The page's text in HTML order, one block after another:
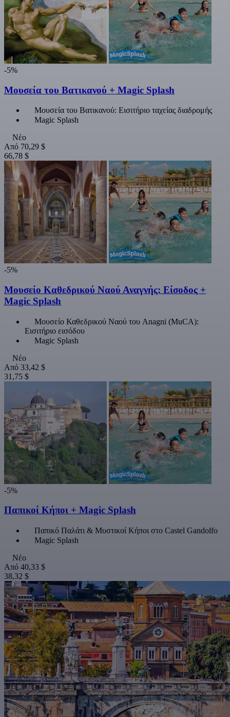
-5%
Μουσεία του Βατικανού + Magic Splash
Μουσεία του Βατικανού: Εισιτήριο ταχείας διαδρομής
Magic Splash
Νέο
Από 70,29 $
66,78 $
-5%
Μουσείο Καθεδρικού Ναού Αναγνής: Είσοδος +
Magic Splash
Μουσείο Καθεδρικού Ναού του Anagni (MuCA):
Εισιτήριο εισόδου
Magic Splash
Νέο
Από 33,42 $
31,75 $
-5%
Παπικοί Κήποι + Magic Splash
Παπικό Παλάτι & Μυστικοί Κήποι στο Castel Gandolfo
Magic Splash
Νέο
Από 40,33 $
38,32 $